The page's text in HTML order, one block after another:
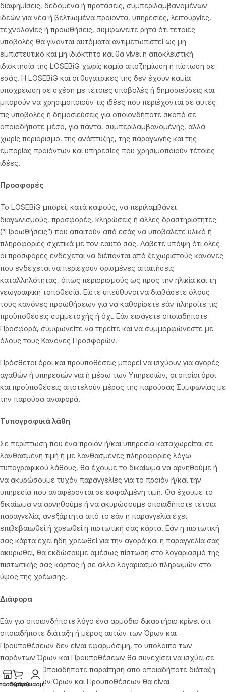
διαφημίσεις, δεδομένα ή προτάσεις, συμπεριλαμβανομένων
ιδεών για νέα ή βελτιωμένα προϊόντα, υπηρεσίες, λειτουργίες,
τεχνολογίες ή προωθήσεις, συμφωνείτε ρητά ότι τέτοιες
υποβολές θα γίνονται αυτόματα αντιμετωπιστεί ως μη
εμπιστευτικό και μη ιδιόκτητο και θα γίνει η αποκλειστική
ιδιοκτησία της LOSEBiG χωρίς καμία αποζημίωση ή πίστωση σε
εσάς. Η LOSEBiG και οι θυγατρικές της δεν έχουν καμία
υποχρέωση σε σχέση με τέτοιες υποβολές ή δημοσιεύσεις και
μπορούν να χρησιμοποιούν τις ιδέες που περιέχονται σε αυτές
τις υποβολές ή δημοσιεύσεις για οποιονδήποτε σκοπό σε
οποιοδήποτε μέσο, ​​για πάντα, συμπεριλαμβανομένης, αλλά
χωρίς περιορισμό, της ανάπτυξης, της παραγωγής και της
εμπορίας προϊόντων και υπηρεσίες που χρησιμοποιούν τέτοιες
ιδέες.
Προσφορές
Το LOSEBiG μπορεί, κατά καιρούς, να περιλαμβάνει
διαγωνισμούς, προσφορές, κληρώσεις ή άλλες δραστηριότητες
(“Προωθήσεις”) που απαιτούν από εσάς να υποβάλετε υλικό ή
πληροφορίες σχετικά με τον εαυτό σας. Λάβετε υπόψη ότι όλες
οι προσφορές ενδέχεται να διέπονται από ξεχωριστούς κανόνες
που ενδέχεται να περιέχουν ορισμένες απαιτήσεις
καταλληλότητας, όπως περιορισμούς ως προς την ηλικία και τη
γεωγραφική τοποθεσία. Είστε υπεύθυνοι να διαβάσετε όλους
τους κανόνες προωθήσεων για να καθορίσετε εάν πληροίτε τις
προϋποθέσεις συμμετοχής ή όχι. Εάν εισάγετε οποιαδήποτε
Προσφορά, συμφωνείτε να τηρείτε και να συμμορφώνεστε με
όλους τους Κανόνες Προσφορών.
Πρόσθετοι όροι και προϋποθέσεις μπορεί να ισχύουν για αγορές
αγαθών ή υπηρεσιών για ή μέσω των Υπηρεσιών, οι οποίοι όροι
και προϋποθέσεις αποτελούν μέρος της παρούσας Συμφωνίας με
την παρούσα αναφορά.
Τυπογραφικά λάθη
Σε περίπτωση που ένα προϊόν ή/και υπηρεσία καταχωρείται σε
λανθασμένη τιμή ή με λανθασμένες πληροφορίες λόγω
τυπογραφικού λάθους, θα έχουμε το δικαίωμα να αρνηθούμε ή
να ακυρώσουμε τυχόν παραγγελίες για το προϊόν ή/και την
υπηρεσία που αναφέρονται σε εσφαλμένη τιμή. Θα έχουμε το
δικαίωμα να αρνηθούμε ή να ακυρώσουμε οποιαδήποτε τέτοια
παραγγελία, ανεξάρτητα από το εάν η παραγγελία έχει
επιβεβαιωθεί ή χρεωθεί η πιστωτική σας κάρτα. Εάν η πιστωτική
σας κάρτα έχει ήδη χρεωθεί για την αγορά και η παραγγελία σας
ακυρωθεί, θα εκδώσουμε αμέσως πίστωση στο λογαριασμό της
πιστωτικής σας κάρτας ή σε άλλο λογαριασμό πληρωμών στο
ύψος της χρέωσης.
Διάφορα
Εάν για οποιονδήποτε λόγο ένα αρμόδιο δικαστήριο κρίνει ότι
οποιαδήποτε διάταξη ή μέρος αυτών των Όρων και
Προϋποθέσεων δεν είναι εφαρμόσιμη, το υπόλοιπο των
παρόντων Όρων και Προϋποθέσεων θα συνεχίσει να ισχύει σε
πλήρη ισχύ. Οποιαδήποτε παραίτηση από οποιαδήποτε διάταξη
των παρόντων Όρων και Προϋποθέσεων θα είναι
Καλάθι
Ο λογαριασμός μου